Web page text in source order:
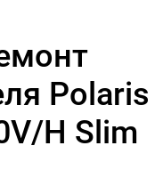
Polaris
H Slim